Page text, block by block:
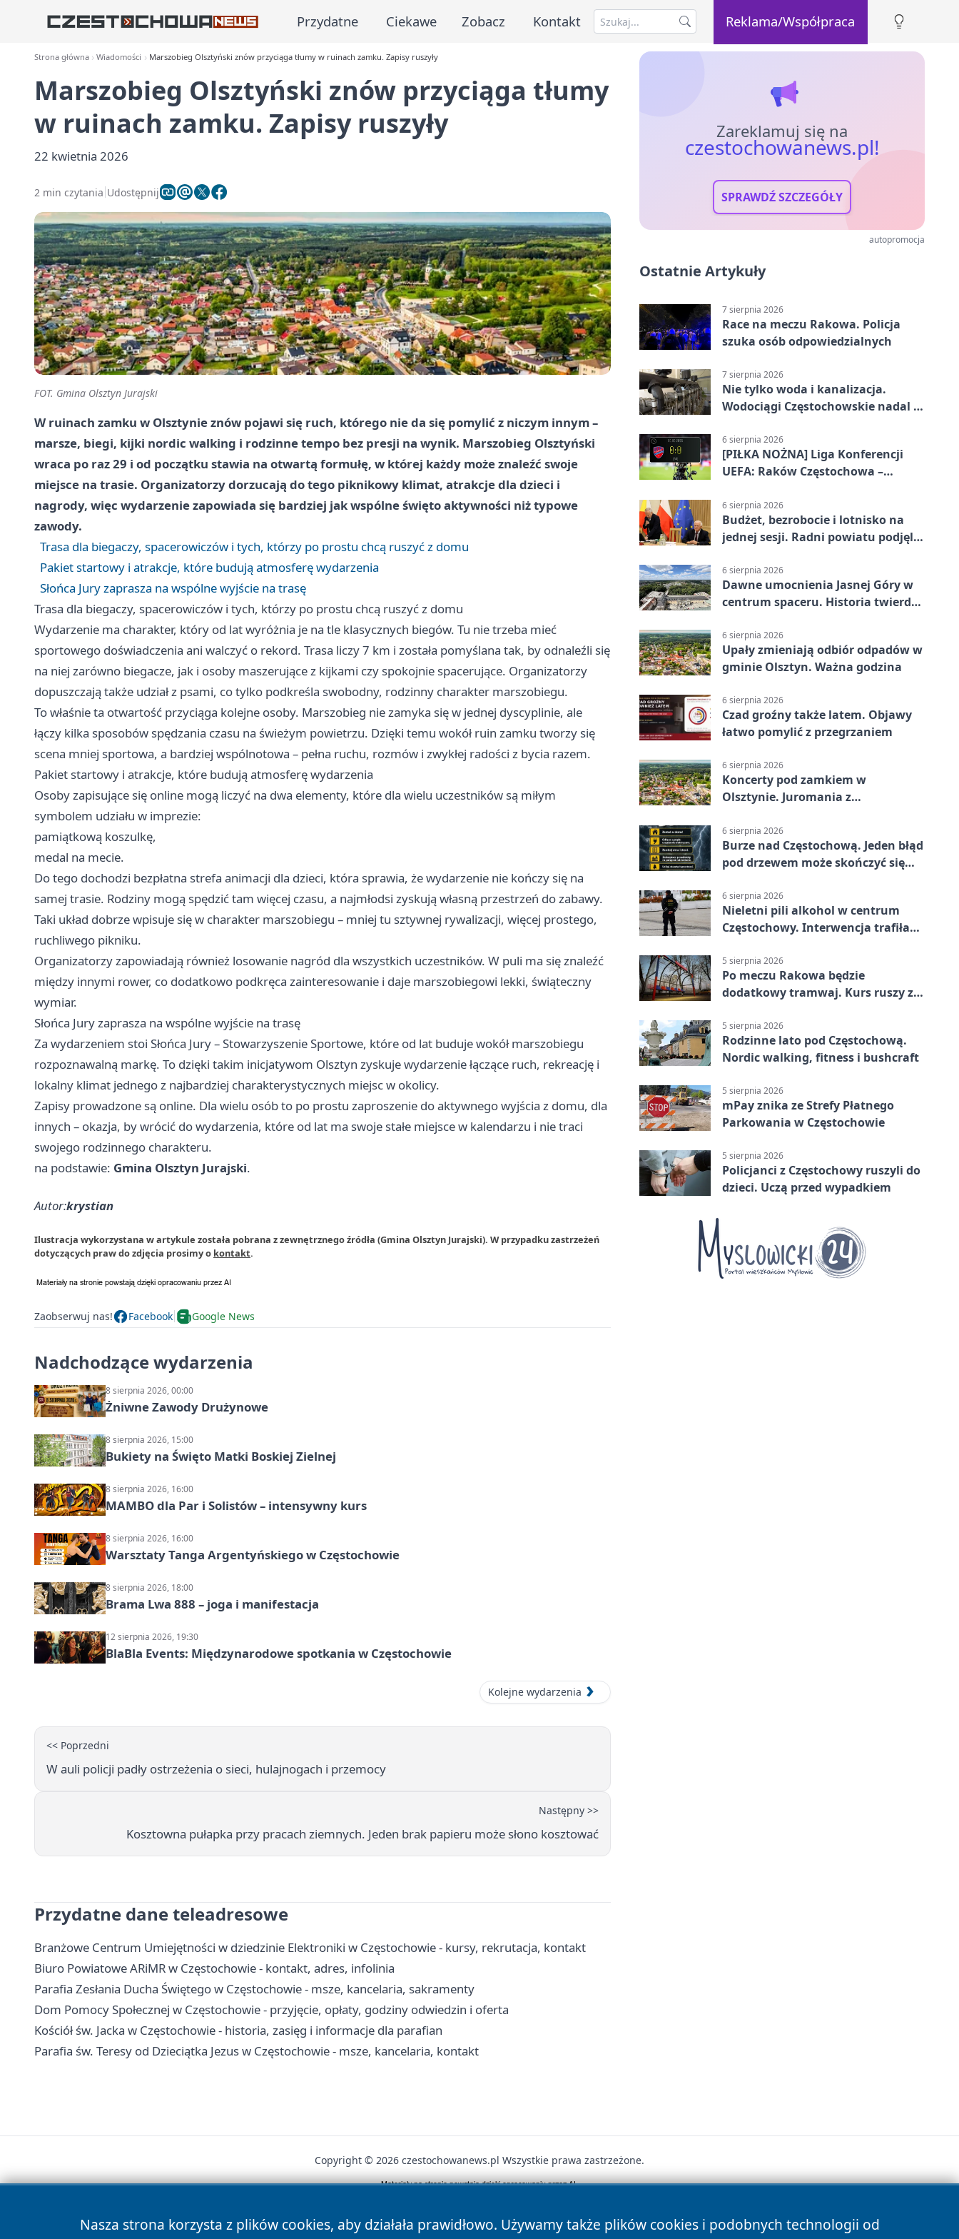
Przydatne Ciekawe Zobacz Kontakt Reklama/Współpraca
Strona główna Wiadomości Marszobieg Olsztyński znów przyciąga tłumy w ruinach zamku. Zapisy ruszyły
Marszobieg Olsztyński znów przyciąga tłumy
w ruinach zamku. Zapisy ruszyły
22 kwietnia 2026
2 min czytania Udostępnij
FOT. Gmina Olsztyn Jurajski
W ruinach zamku w Olsztynie znów pojawi się ruch, którego nie da się pomylić z niczym innym –
marsze, biegi, kijki nordic walking i rodzinne tempo bez presji na wynik. Marszobieg Olsztyński
wraca po raz 29 i od początku stawia na otwartą formułę, w której każdy może znaleźć swoje
miejsce na trasie. Organizatorzy dorzucają do tego piknikowy klimat, atrakcje dla dzieci i
nagrody, więc wydarzenie zapowiada się bardziej jak wspólne święto aktywności niż typowe
zawody.
Trasa dla biegaczy, spacerowiczów i tych, którzy po prostu chcą ruszyć z domu
Pakiet startowy i atrakcje, które budują atmosferę wydarzenia
Słońca Jury zaprasza na wspólne wyjście na trasę
Trasa dla biegaczy, spacerowiczów i tych, którzy po prostu chcą ruszyć z domu
Wydarzenie ma charakter, który od lat wyróżnia je na tle klasycznych biegów. Tu nie trzeba mieć
sportowego doświadczenia ani walczyć o rekord. Trasa liczy 7 km i została pomyślana tak, by odnaleźli się
na niej zarówno biegacze, jak i osoby maszerujące z kijkami czy spokojnie spacerujące. Organizatorzy
dopuszczają także udział z psami, co tylko podkreśla swobodny, rodzinny charakter marszobiegu.
To właśnie ta otwartość przyciąga kolejne osoby. Marszobieg nie zamyka się w jednej dyscyplinie, ale
łączy kilka sposobów spędzania czasu na świeżym powietrzu. Dzięki temu wokół ruin zamku tworzy się
scena mniej sportowa, a bardziej wspólnotowa – pełna ruchu, rozmów i zwykłej radości z bycia razem.
Pakiet startowy i atrakcje, które budują atmosferę wydarzenia
Osoby zapisujące się online mogą liczyć na dwa elementy, które dla wielu uczestników są miłym
symbolem udziału w imprezie:
pamiątkową koszulkę,
medal na mecie.
Do tego dochodzi bezpłatna strefa animacji dla dzieci, która sprawia, że wydarzenie nie kończy się na
samej trasie. Rodziny mogą spędzić tam więcej czasu, a najmłodsi zyskują własną przestrzeń do zabawy.
Taki układ dobrze wpisuje się w charakter marszobiegu – mniej tu sztywnej rywalizacji, więcej prostego,
ruchliwego pikniku.
Organizatorzy zapowiadają również losowanie nagród dla wszystkich uczestników. W puli ma się znaleźć
między innymi rower, co dodatkowo podkręca zainteresowanie i daje marszobiegowi lekki, świąteczny
wymiar.
Słońca Jury zaprasza na wspólne wyjście na trasę
Za wydarzeniem stoi Słońca Jury – Stowarzyszenie Sportowe, które od lat buduje wokół marszobiegu
rozpoznawalną markę. To dzięki takim inicjatywom Olsztyn zyskuje wydarzenie łączące ruch, rekreację i
lokalny klimat jednego z najbardziej charakterystycznych miejsc w okolicy.
Zapisy prowadzone są online. Dla wielu osób to po prostu zaproszenie do aktywnego wyjścia z domu, dla
innych – okazja, by wrócić do wydarzenia, które od lat ma swoje stałe miejsce w kalendarzu i nie traci
swojego rodzinnego charakteru.
na podstawie: Gmina Olsztyn Jurajski.
Autor:krystian
Ilustracja wykorzystana w artykule została pobrana z zewnętrznego źródła (Gmina Olsztyn Jurajski). W przypadku zastrzeżeń
dotyczących praw do zdjęcia prosimy o kontakt.
Zaobserwuj nas! Facebook Google News
Nadchodzące wydarzenia
8 sierpnia 2026, 00:00
Żniwne Zawody Drużynowe
8 sierpnia 2026, 15:00
Bukiety na Święto Matki Boskiej Zielnej
8 sierpnia 2026, 16:00
MAMBO dla Par i Solistów – intensywny kurs
8 sierpnia 2026, 16:00
Warsztaty Tanga Argentyńskiego w Częstochowie
8 sierpnia 2026, 18:00
Brama Lwa 888 – joga i manifestacja
12 sierpnia 2026, 19:30
BlaBla Events: Międzynarodowe spotkania w Częstochowie
Kolejne wydarzenia
<< Poprzedni
W auli policji padły ostrzeżenia o sieci, hulajnogach i przemocy
Następny >>
Kosztowna pułapka przy pracach ziemnych. Jeden brak papieru może słono kosztować
Przydatne dane teleadresowe
Branżowe Centrum Umiejętności w dziedzinie Elektroniki w Częstochowie - kursy, rekrutacja, kontakt
Biuro Powiatowe ARiMR w Częstochowie - kontakt, adres, infolinia
Parafia Zesłania Ducha Świętego w Częstochowie - msze, kancelaria, sakramenty
Dom Pomocy Społecznej w Częstochowie - przyjęcie, opłaty, godziny odwiedzin i oferta
Kościół św. Jacka w Częstochowie - historia, zasięg i informacje dla parafian
Parafia św. Teresy od Dzieciątka Jezus w Częstochowie - msze, kancelaria, kontakt
Zareklamuj się na
czestochowanews.pl!
SPRAWDŹ SZCZEGÓŁY
autopromocja
Ostatnie Artykuły
7 sierpnia 2026
Race na meczu Rakowa. Policja
szuka osób odpowiedzialnych
7 sierpnia 2026
Nie tylko woda i kanalizacja.
Wodociągi Częstochowskie nadal w
6 sierpnia 2026
[PIŁKA NOŻNA] Liga Konferencji
UEFA: Raków Częstochowa –
meczu III rundy eliminacji
6 sierpnia 2026
Budżet, bezrobocie i lotnisko na
jednej sesji. Radni powiatu podjęli
6 sierpnia 2026
Dawne umocnienia Jasnej Góry w
centrum spaceru. Historia twierdzy
6 sierpnia 2026
Upały zmieniają odbiór odpadów w
gminie Olsztyn. Ważna godzina
6 sierpnia 2026
Czad groźny także latem. Objawy
łatwo pomylić z przegrzaniem
6 sierpnia 2026
Koncerty pod zamkiem w
Olsztynie. Juromania z
6 sierpnia 2026
Burze nad Częstochową. Jeden błąd
pod drzewem może skończyć się
6 sierpnia 2026
Nieletni pili alkohol w centrum
Częstochowy. Interwencja trafiła
5 sierpnia 2026
Po meczu Rakowa będzie
dodatkowy tramwaj. Kurs ruszy ze
5 sierpnia 2026
Rodzinne lato pod Częstochową.
Nordic walking, fitness i bushcraft
5 sierpnia 2026
mPay znika ze Strefy Płatnego
Parkowania w Częstochowie
5 sierpnia 2026
Policjanci z Częstochowy ruszyli do
dzieci. Uczą przed wypadkiem
Nasza strona korzysta z plików cookies, aby działała prawidłowo. Używamy także plików cookies i podobnych technologii od
Copyright © 2026 czestochowanews.pl Wszystkie prawa zastrzeżone.